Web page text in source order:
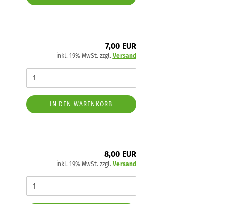
7,00 EUR
inkl. 19% MwSt. zzgl. Versand
IN DEN WARENKORB
8,00 EUR
inkl. 19% MwSt. zzgl. Versand